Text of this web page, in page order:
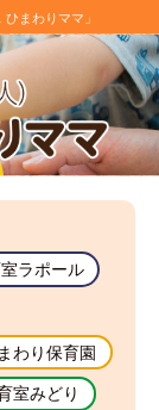
まわりママ」
ラポール
わり保育園
室みどり